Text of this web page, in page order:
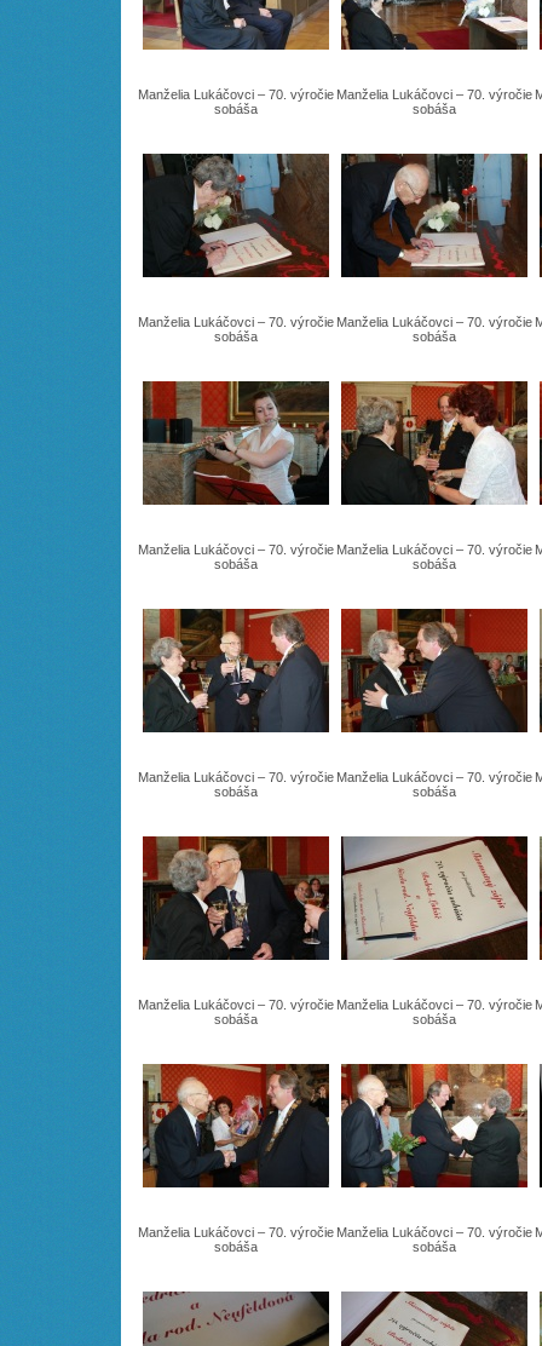
Manželia Lukáčovci – 70. výročie
sobáša
Manželia Lukáčovci – 70. výročie
sobáša
Manželia Lukáčovci – 70. výročie
sobáša
Manželia Lukáčovci – 70. výročie
sobáša
Manželia Lukáčovci – 70. výročie
sobáša
Manželia Lukáčovci – 70. výročie
sobáša
Manželia Lukáčovci – 70. výročie
sobáša
Manželia Lukáčovci – 70. výročie
sobáša
Manželia Lukáčovci – 70. výročie
sobáša
Manželia Lukáčovci – 70. výročie
sobáša
Manželia Lukáčovci – 70. výročie
sobáša
Manželia Lukáčovci – 70. výročie
sobáša